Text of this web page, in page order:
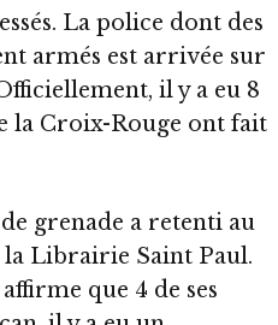
La police dont des
armés est arrivée sur
il y a eu 8
la Croix-Rouge ont fait
grenade a retenti au
la Librairie Saint Paul.
que 4 de ses